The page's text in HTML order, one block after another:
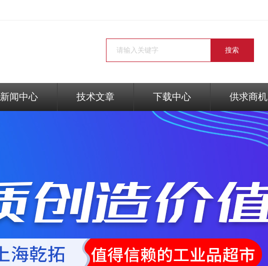
新闻中心 技术文章 下载中心 供求商机